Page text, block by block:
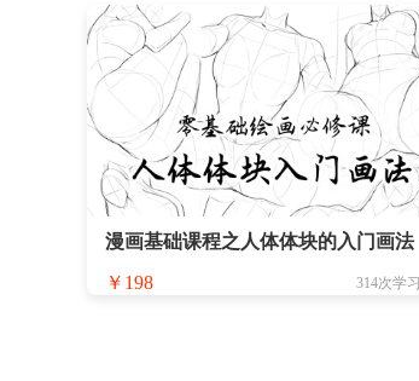
漫画基础课程之人体体块的入门画法
￥198
314次学习